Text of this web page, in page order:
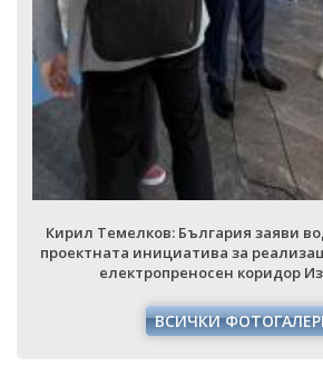
Кирил Темелков: България заяви
проектната инициатива за
електропреносен коридор
ВСИЧКИ